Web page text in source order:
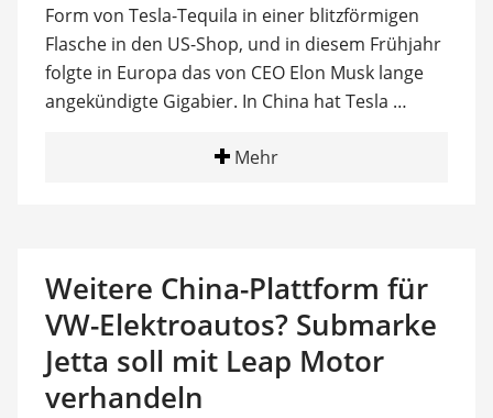
Form von Tesla-Tequila in einer blitzförmigen
Flasche in den US-Shop, und in diesem Frühjahr
folgte in Europa das von CEO Elon Musk lange
angekündigte Gigabier. In China hat Tesla …
Mehr
Weitere China-Plattform für
VW-Elektroautos? Submarke
Jetta soll mit Leap Motor
verhandeln